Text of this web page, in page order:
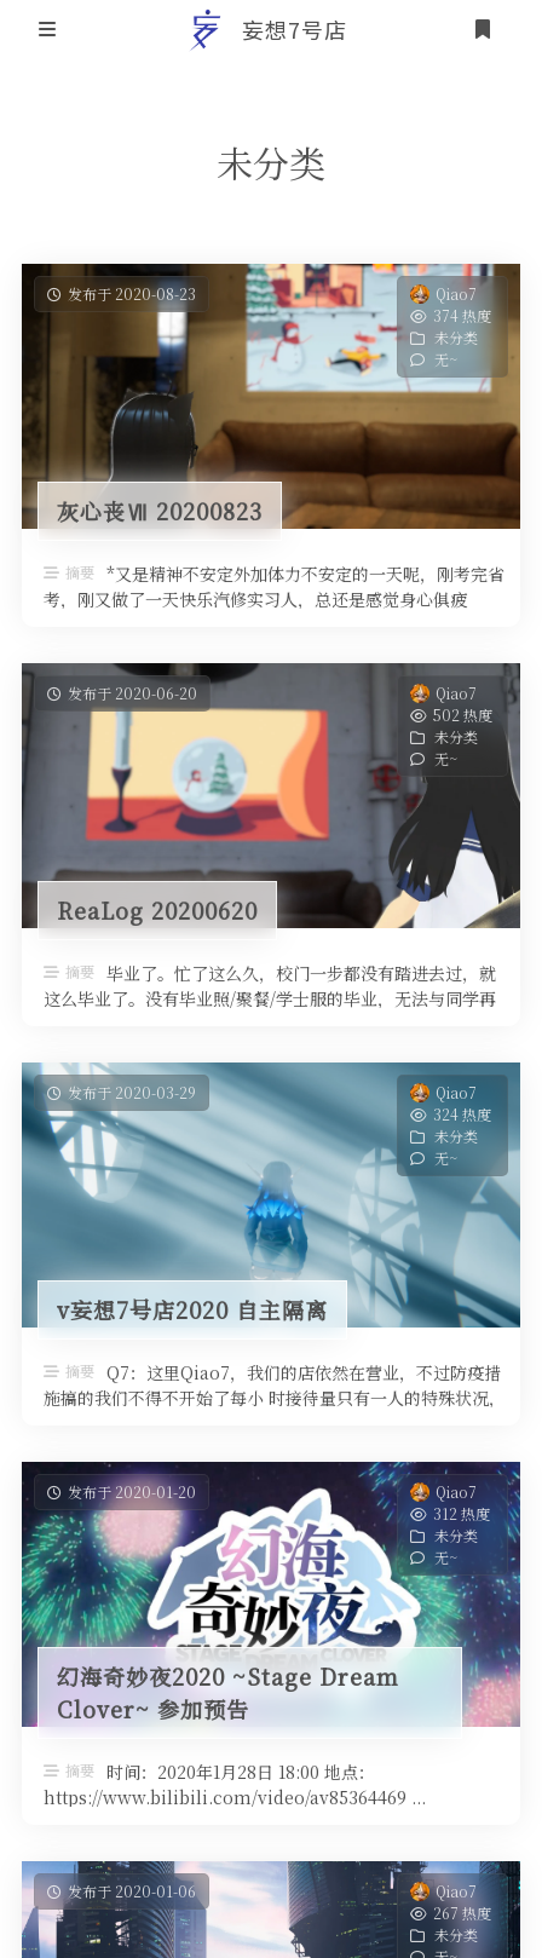
关于本站
个人介绍
本站历史概要
妄想7号店
未分类
发布于 2020-08-23
Qiao7
374 热度
未分类
无~
灰心丧Ⅶ 20200823
摘要 *又是精神不安定外加体力不安定的一天呢，刚考完省
考，刚又做了一天快乐汽修实习人，总还是感觉身心俱疲
发布于 2020-06-20
Qiao7
502 热度
未分类
无~
ReaLog 20200620
摘要 毕业了。忙了这么久，校门一步都没有踏进去过，就
这么毕业了。没有毕业照/聚餐/学士服的毕业，无法与同学再
发布于 2020-03-29
Qiao7
324 热度
未分类
无~
v妄想7号店2020 自主隔离
摘要 Q7：这里Qiao7，我们的店依然在营业，不过防疫措
施搞的我们不得不开始了每小 时接待量只有一人的特殊状况，
发布于 2020-01-20
Qiao7
312 热度
未分类
无~
幻海奇妙夜2020 ~Stage Dream
Clover~ 参加预告
摘要
时间：2020年1月28日 18:00 地点：
https://www.bilibili.com/video/av85364469 ...
发布于 2020-01-06
Qiao7
267 热度
未分类